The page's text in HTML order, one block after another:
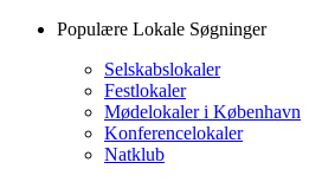
Populære Lokale Søgninger
Selskabslokaler
Festlokaler
Mødelokaler i København
Konferencelokaler
Natklub